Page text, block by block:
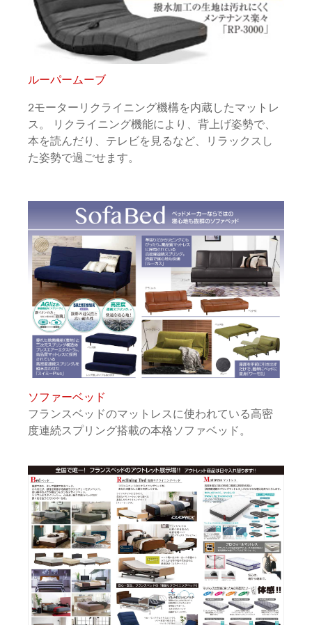
ルーパームーブ
2モーターリクライニング機構を内蔵したマットレ
ス。 リクライニング機能により、背上げ姿勢で、
本を読んだり、テレビを見るなど、リラックスし
た姿勢で過ごせます。
ソファーベッド
フランスベッドのマットレスに使われている高密
度連続スプリング搭載の本格ソファベッド。